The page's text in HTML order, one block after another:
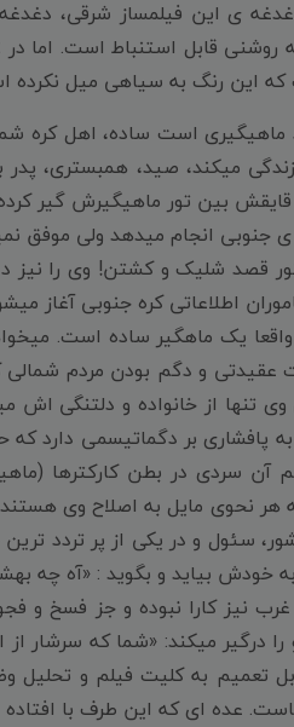
دغدغه ی این فیلمساز شرقی،
این رنگ به سیاهی میل نکرده
ماهیگیری است ساده، اهل کره
میکند، صید، همبستری،
قایقش بین تور ماهیگیرش گیر
ی جنوبی انجام میدهد ولی موفق
قصد شلیک و کشتن! وی را نیز
اطلاعاتی کره جنوبی آغاز
یک ماهگیر ساده است.
عقیدتی و دگم بودن مردم شمالی
تنها از خانواده و دلتنگی اش
به پافشاری بر دگماتیسمی دارد
آن سردی در بطن کارکترها
هر نحوی مایل به اصلاح وی
سئول و در یکی از پر تردد
خودش بیاید و بگوید : «آه چه
نیز کارا نبوده و جز فسخ و
درگیر میکند: «شما که سرشار
تعمیم به کلیت فیلم و تحلیل
عده ای که این طرف با افتاده